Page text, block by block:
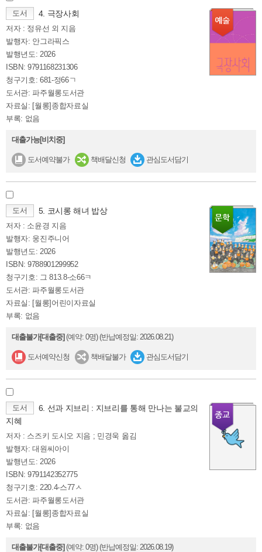
도서 4. 극장사회
저자 : 정유선 외 지음
발행자: 안그라픽스
발행년도: 2026
ISBN: 9791168231306
청구기호: 681-정66ㄱ
도서관: 파주월롱도서관
자료실: [월롱]종합자료실
부록: 없음
대출가능[비치중]
도서예약불가 책배달신청 관심도서담기
도서 5. 코시롱 해녀 밥상
저자 : 소윤경 지음
발행자: 웅진주니어
발행년도: 2026
ISBN: 9788901299952
청구기호: 그 813.8-소66ㅋ
도서관: 파주월롱도서관
자료실: [월롱]어린이자료실
부록: 없음
대출불가[대출중] (예약: 0명)(반납예정일: 2026.08.21)
도서예약신청 책배달불가 관심도서담기
도서
6. 선과 지브리 : 지브리를 통해 만나는 불교의
지혜
저자 : 스즈키 도시오 지음 ; 민경욱 옮김
발행자: 대원씨아이
발행년도: 2026
ISBN: 9791142352775
청구기호: 220.4-스77ㅅ
도서관: 파주월롱도서관
자료실: [월롱]종합자료실
부록: 없음
대출불가[대출중] (예약: 0명)(반납예정일: 2026.08.19)